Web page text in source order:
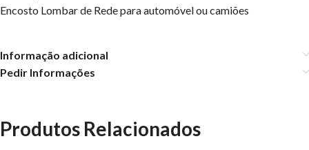
Encosto Lombar de Rede para automóvel ou camiões
Informação adicional
Pedir Informações
Produtos Relacionados